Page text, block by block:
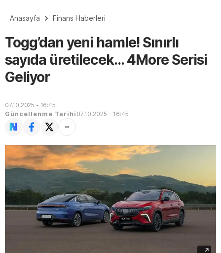
Anasayfa Finans Haberleri
Togg’dan yeni hamle! Sınırlı
sayıda üretilecek... 4More Serisi
Geliyor
07.10.2025 - 16:45
Güncellenme Tarihi 07.10.2025 - 16:45